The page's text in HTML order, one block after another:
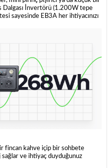
Dalgası İnvertörü (1.200W tepe
sayesinde EB3A her ihtiyacınızı
fincan kahve içip bir sohbete
sağlar ve ihtiyaç duyduğunuz